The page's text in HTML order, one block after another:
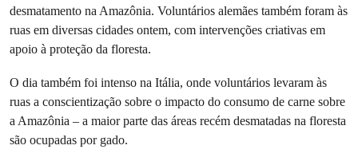
desmatamento na Amazônia. Voluntários alemães também foram às
ruas em diversas cidades ontem, com intervenções criativas em
apoio à proteção da floresta.
O dia também foi intenso na Itália, onde voluntários levaram às
ruas a conscientização sobre o impacto do consumo de carne sobre
a Amazônia – a maior parte das áreas recém desmatadas na floresta
são ocupadas por gado.